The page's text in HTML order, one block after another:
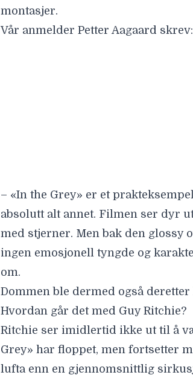
montasjer.
Vår anmelder Petter Aagaard skrev: